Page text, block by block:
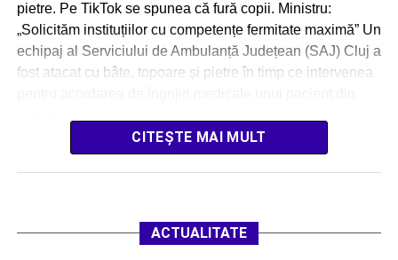
pietre. Pe TikTok se spunea că fură copii. Ministru:
„Solicităm instituțiilor cu competențe fermitate maximă” Un
echipaj al Serviciului de Ambulanță Județean (SAJ) Cluj a
fost atacat cu bâte, topoare și pietre în timp ce intervenea
CITEȘTE MAI MULT
ACTUALITATE